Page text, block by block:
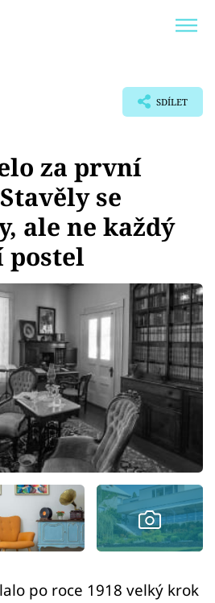
SDÍLET
za první
se
ale ne každý
postel
po roce 1918 velký krok